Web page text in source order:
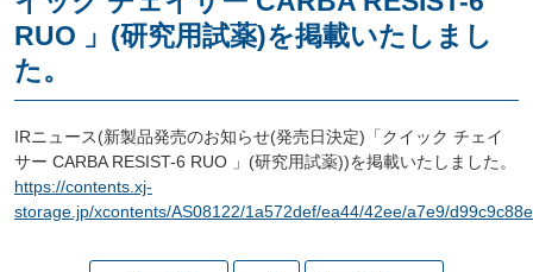
RUO 」(研究用試薬)を掲載いたしまし
た。
IRニュース(新製品発売のお知らせ(発売日決定)「クイック チェイ
サー CARBA RESIST-6 RUO 」(研究用試薬))を掲載いたしました。
https://contents.xj-
storage.jp/xcontents/AS08122/1a572def/ea44/42ee/a7e9/